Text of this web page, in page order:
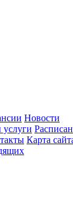
Новости
Карта